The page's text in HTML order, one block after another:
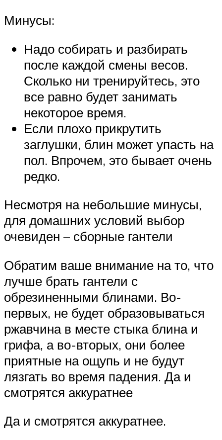
Минусы:
Надо собирать и разбирать
после каждой смены весов.
Сколько ни тренируйтесь, это
все равно будет занимать
некоторое время.
Если плохо прикрутить
заглушки, блин может упасть на
пол. Впрочем, это бывает очень
редко.
Несмотря на небольшие минусы,
для домашних условий выбор
очевиден – сборные гантели
Обратим ваше внимание на то, что
лучше брать гантели с
обрезиненными блинами. Во-
первых, не будет образовываться
ржавчина в месте стыка блина и
грифа, а во-вторых, они более
приятные на ощупь и не будут
лязгать во время падения. Да и
смотрятся аккуратнее
Да и смотрятся аккуратнее.